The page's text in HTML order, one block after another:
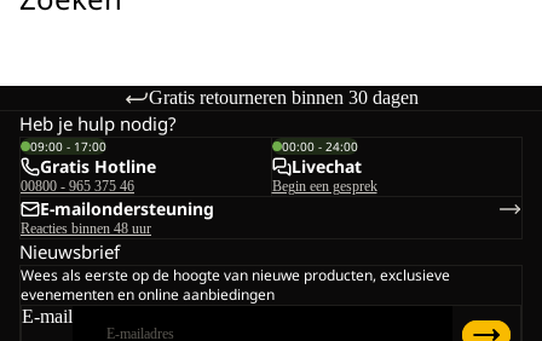
Gratis retourneren binnen 30 dagen
Heb je hulp nodig?
09:00 - 17:00
Gratis Hotline
00800 - 965 375 46
00:00 - 24:00
Livechat
Begin een gesprek
E-mailondersteuning
Reacties binnen 48 uur
Nieuwsbrief
Wees als eerste op de hoogte van nieuwe producten, exclusieve
evenementen en online aanbiedingen
E-mail